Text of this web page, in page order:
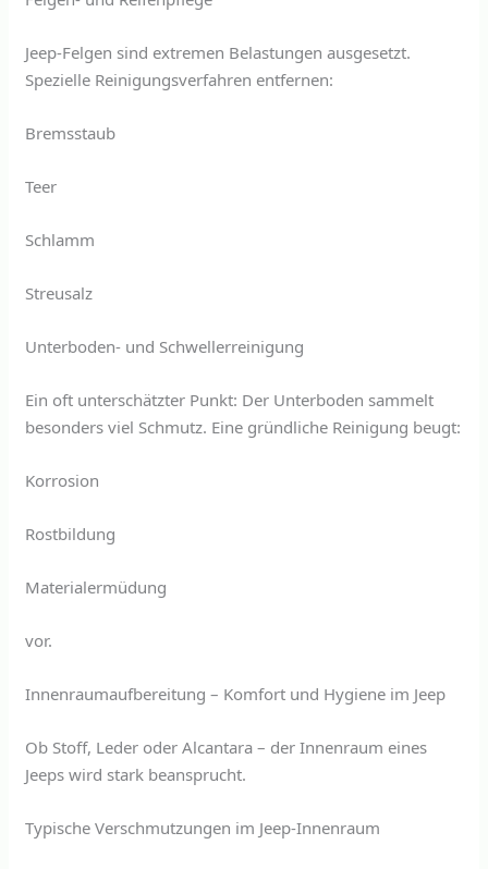
Jeep-Felgen sind extremen Belastungen ausgesetzt.
Spezielle Reinigungsverfahren entfernen:
Bremsstaub
Teer
Schlamm
Streusalz
Unterboden- und Schwellerreinigung
Ein oft unterschätzter Punkt: Der Unterboden sammelt
besonders viel Schmutz. Eine gründliche Reinigung beugt:
Korrosion
Rostbildung
Materialermüdung
vor.
Innenraumaufbereitung – Komfort und Hygiene im Jeep
Ob Stoff, Leder oder Alcantara – der Innenraum eines
Jeeps wird stark beansprucht.
Typische Verschmutzungen im Jeep-Innenraum